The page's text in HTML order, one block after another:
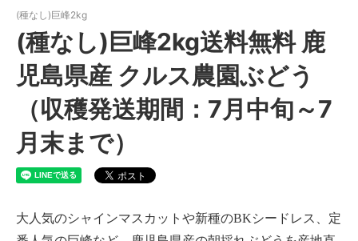
(種なし)巨峰2kg
(種なし)巨峰2kg送料無料 鹿
児島県産 クルス農園ぶどう
（収穫発送期間：7月中旬～7
月末まで）
大人気のシャインマスカットや新種のBKシードレス、定